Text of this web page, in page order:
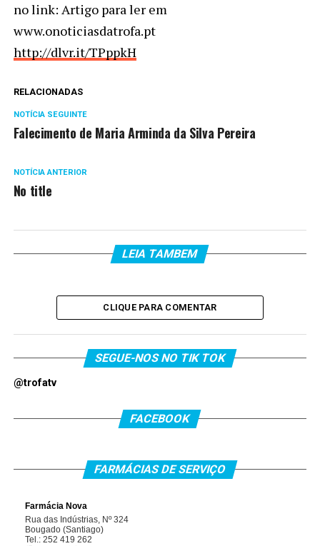
no link: Artigo para ler em
www.onoticiasdatrofa.pt
http://dlvr.it/TPppkH
RELACIONADAS
NOTÍCIA SEGUINTE
Falecimento de Maria Arminda da Silva Pereira
NOTÍCIA ANTERIOR
No title
LEIA TAMBEM
CLIQUE PARA COMENTAR
SEGUE-NOS NO TIK TOK
@trofatv
FACEBOOK
FARMÁCIAS DE SERVIÇO